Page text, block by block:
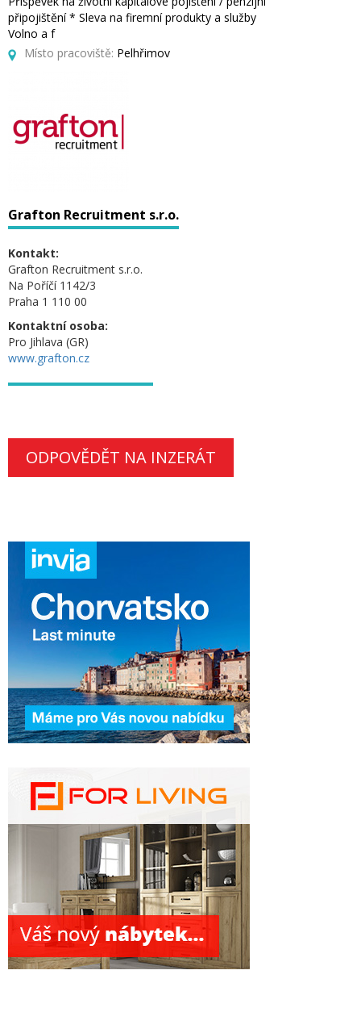
připojištění * Sleva na firemní produkty a služby
Volno a f
Místo pracoviště: Pelhřimov
Grafton Recruitment s.r.o.
Kontakt:
Grafton Recruitment s.r.o.
Na Poříčí 1142/3
Praha 1 110 00
Kontaktní osoba:
Pro Jihlava (GR)
www.grafton.cz
ODPOVĚDĚT NA INZERÁT